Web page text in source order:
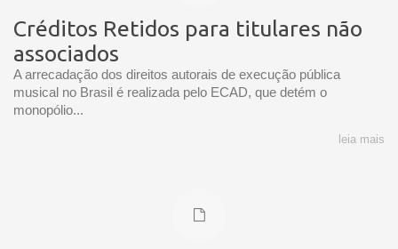
Créditos Retidos para titulares não
associados
A arrecadação dos direitos autorais de execução pública
musical no Brasil é realizada pelo ECAD, que detém o
monopólio...
leia mais